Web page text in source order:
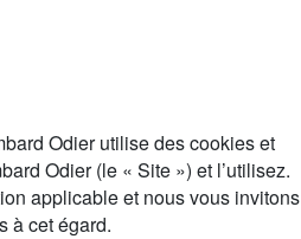
Odier utilise des cookies et
Odier (le « Site ») et l’utilisez.
applicable et nous vous invitons
à cet égard.